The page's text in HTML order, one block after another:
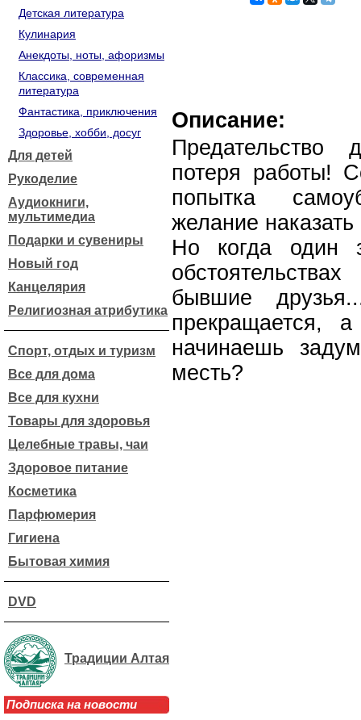
Детская литература
Кулинария
Анекдоты, ноты, афоризмы
Классика, современная
литература
Фантастика, приключения
Здоровье, хобби, досуг
Для детей
Рукоделие
Аудиокниги,
мультимедиа
Подарки и сувениры
Новый год
Канцелярия
Религиозная атрибутика
Спорт, отдых и туризм
Все для дома
Все для кухни
Товары для здоровья
Целебные травы, чаи
Здоровое питание
Косметика
Парфюмерия
Гигиена
Бытовая химия
DVD
Традиции Алтая
Подписка на новости
Описание:
Предательство
потеря работы!
попытка
желание
Но когда один
бывшие
прекращается,
начинаешь
месть?